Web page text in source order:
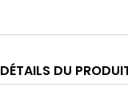
DÉTAILS DU